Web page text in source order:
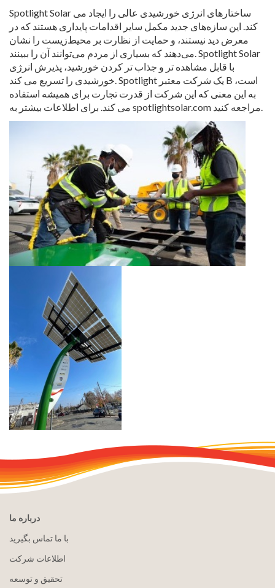
Spotlight Solar ساختارهای انرژی خورشیدی عالی را ایجاد می
کند. این سازه‌های جدید مکمل سایر اقدامات پایداری هستند که در
معرض دید نیستند، و حمایت از نظارت بر محیط‌زیست را نشان
می‌دهند که بسیاری از مردم می‌توانند آن را ببینند. Spotlight Solar
با قابل مشاهده تر و جذاب تر کردن خورشید، پذیرش انرژی
خورشیدی را تسریع می کند. Spotlight یک شرکت معتبر B است،
به این معنی که این شرکت از قدرت تجارت برای همیشه استفاده
می کند. برای اطلاعات بیشتر به spotlightsolar.com مراجعه کنید.
درباره ما
با ما تماس بگیرید
اطلاعات شرکت
تحقیق و توسعه